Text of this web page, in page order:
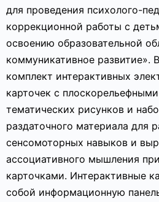
для проведения психолого-
коррекционной работы с
освоению образовательной
коммуникативное развитие».
комплект интерактивных
карточек с
тематических рисунков и
раздаточного материала для
сенсомоторных навыков и
ассоциативного мышления
карточками. Интерактивные
собой информационную